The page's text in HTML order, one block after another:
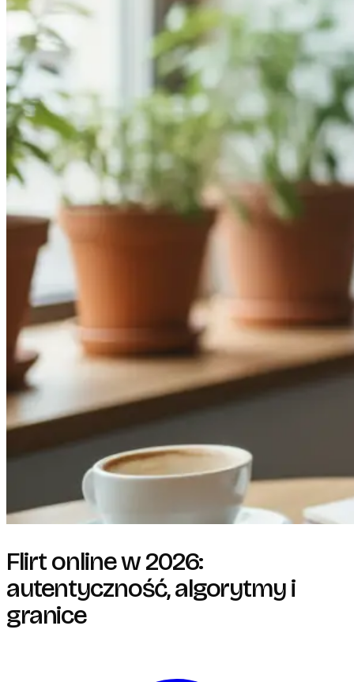
Flirt online w 2026:
autentyczność, algorytmy i
granice